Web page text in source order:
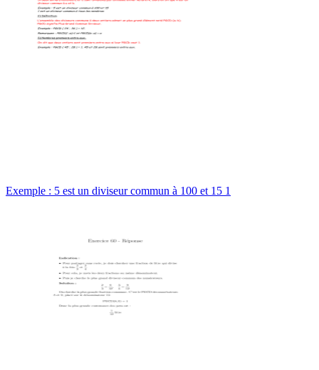
Exemple : 5 est un diviseur commun à 100 et 15 1